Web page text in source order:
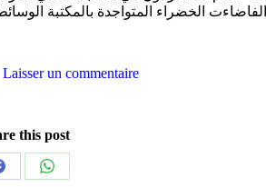
الخضراء المتواجدة بالمكتبة
Laisser un commentaire
this post
Partager